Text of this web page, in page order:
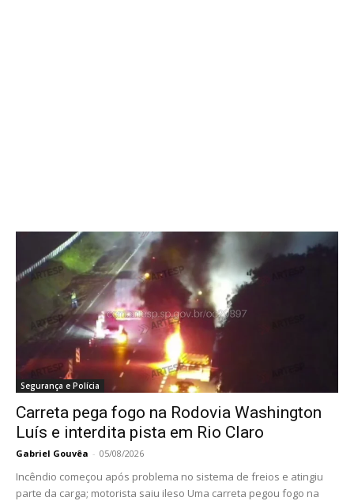
Segurança e Polícia
Carreta pega fogo na Rodovia Washington
Luís e interdita pista em Rio Claro
Gabriel Gouvêa - 05/08/2026
Incêndio começou após problema no sistema de freios e atingiu
parte da carga; motorista saiu ileso Uma carreta pegou fogo na